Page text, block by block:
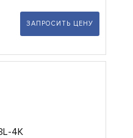
ЗАПРОСИТЬ ЦЕНУ